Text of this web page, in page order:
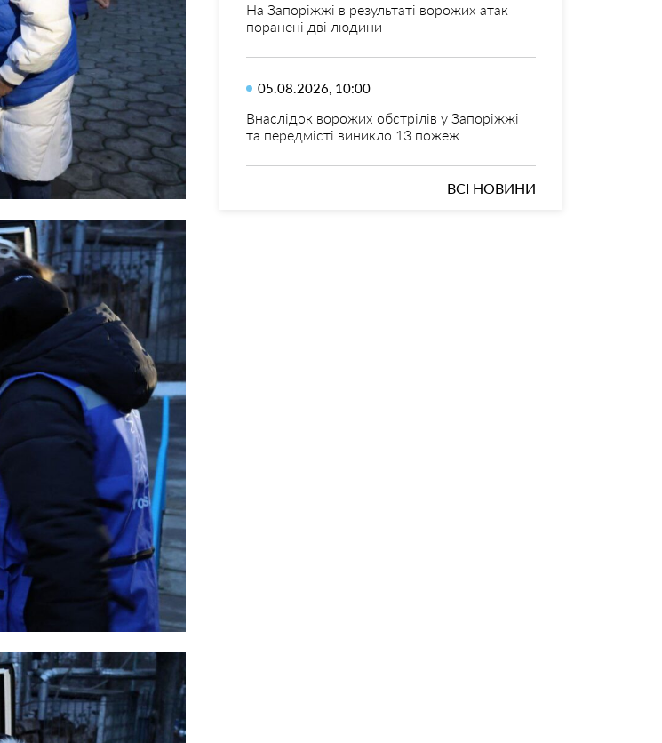
На Запоріжжі в результаті ворожих атак
поранені дві людини
05.08.2026, 10:00
Внаслідок ворожих обстрілів у Запоріжжі
та передмісті виникло 13 пожеж
ВСІ НОВИНИ